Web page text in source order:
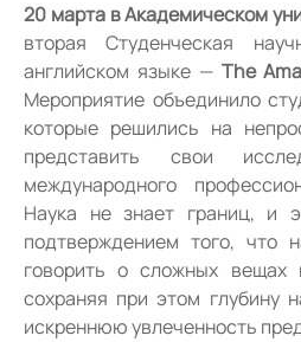
20 марта в Академическом
вторая Студенческая
английском языке — The
Мероприятие объединило
которые решились на
представить свои
международного
Наука не знает границ, и
подтверждением того, что
говорить о сложных вещах
сохраняя при этом глубину
искреннюю увлеченность